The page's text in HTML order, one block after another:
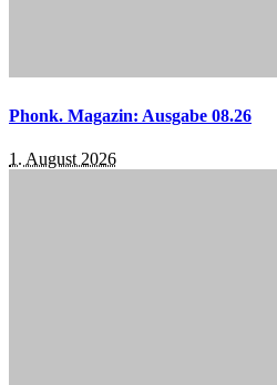
Phonk. Magazin: Ausgabe 08.26
1. August 2026